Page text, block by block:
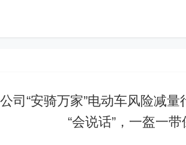
司“安骑万家”电动车风险减
“会说话”，一盔一